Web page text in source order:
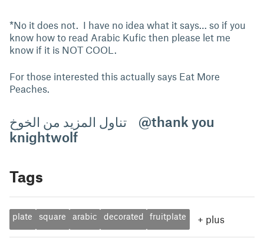
*No it does not. I have no idea what it says… so if you
know how to read Arabic Kufic then please let me
know if it is NOT COOL.
For those interested this actually says Eat More
Peaches.
تناول المزيد من الخوخ @thank you
knightwolf
Tags
plate square arabic decorated fruitplate + plus